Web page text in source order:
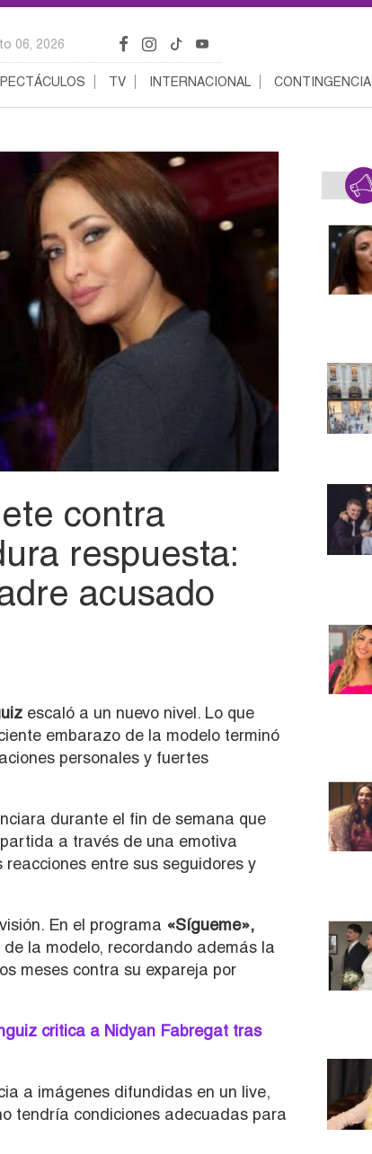
06, 2026
TV INTERNACIONAL CONTINGENCIA
contra
respuesta:
acusado
escaló a un nuevo nivel. Lo que
embarazo de la modelo terminó
personales y fuertes
durante el fin de semana que
a través de una emotiva
entre sus seguidores y
En el programa «Sígueme»,
la modelo, recordando además la
meses contra su expareja por
critica a Nidyan Fabregat tras
a imágenes difundidas en un live,
tendría condiciones adecuadas para